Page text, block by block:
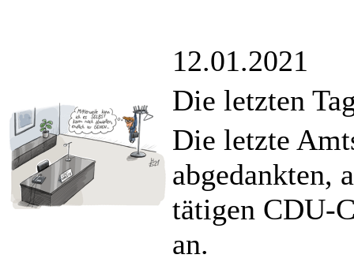
12.01.2021
Die letzten
Die letzte
abgedankten,
tätigen CDU-
an.